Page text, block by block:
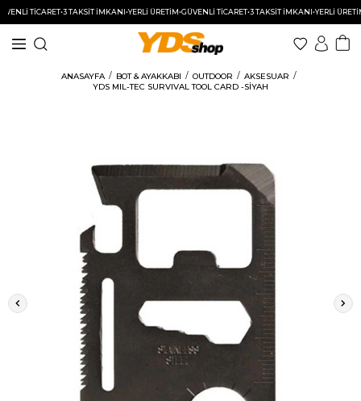
TİCARET•3 TAKSİT İMKANI•YERLİ ÜRETİM•GÜVENLİ TİCARET•3 TAKSİT İMKANI•YERLİ ÜRETİM•
ANASAYFA BOT & AYAKKABI OUTDOOR
AKSESUAR
YDS MIL-TEC SURVIVAL TOOL CARD -SİYAH